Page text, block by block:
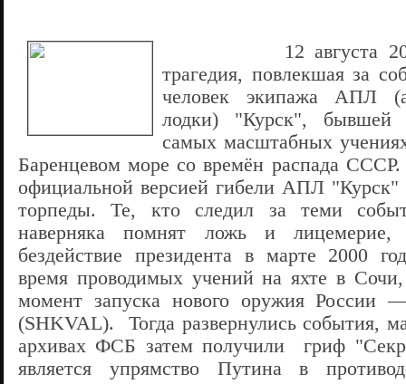
12 августа
трагедия, повлекшая за
человек экипажа АПЛ
лодки) "Курск", бывшей
самых масштабных
Баренцевом море со времён распада
официальной версией гибели АПЛ "Курск"
торпеды. Те, кто следил за теми
наверняка помнят ложь и лицемерие,
бездействие президента в марте 2000
время проводимых учений на яхте в
момент запуска нового оружия России
(SHKVAL). Тогда развернулись события,
архивах ФСБ затем получили гриф
является упрямство Путина в